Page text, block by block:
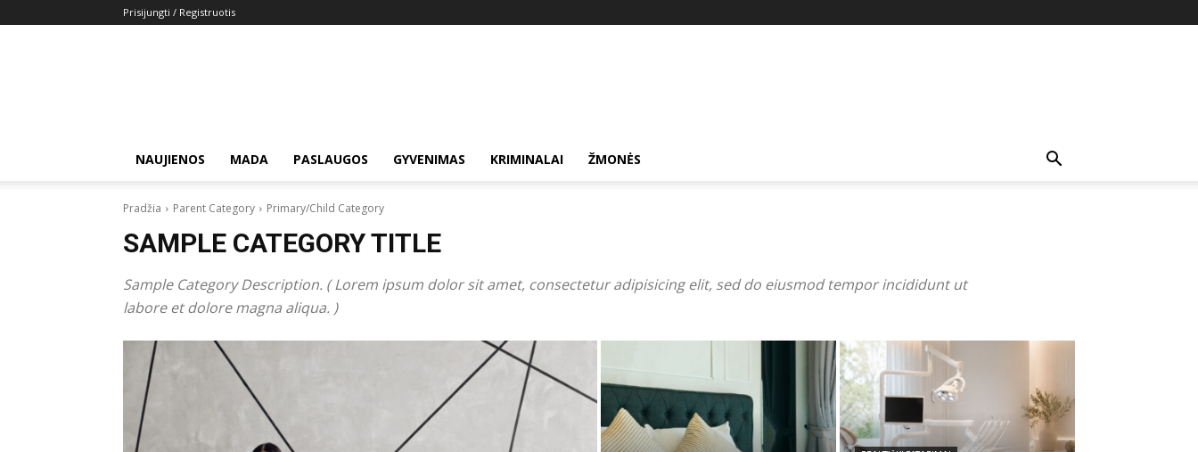
Prisijungti / Registruotis
NAUJIENOS MADA PASLAUGOS GYVENIMAS KRIMINALAI ŽMONĖS
Pradžia Parent Category Primary/Child Category
SAMPLE CATEGORY TITLE
Sample Category Description. ( Lorem ipsum dolor sit amet, consectetur adipisicing elit, sed do eiusmod tempor incididunt ut
labore et dolore magna aliqua. )